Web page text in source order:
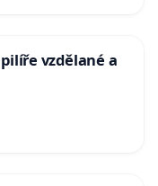
vzdělané a